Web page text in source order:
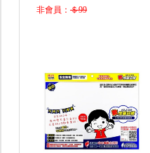
非會員：＄99